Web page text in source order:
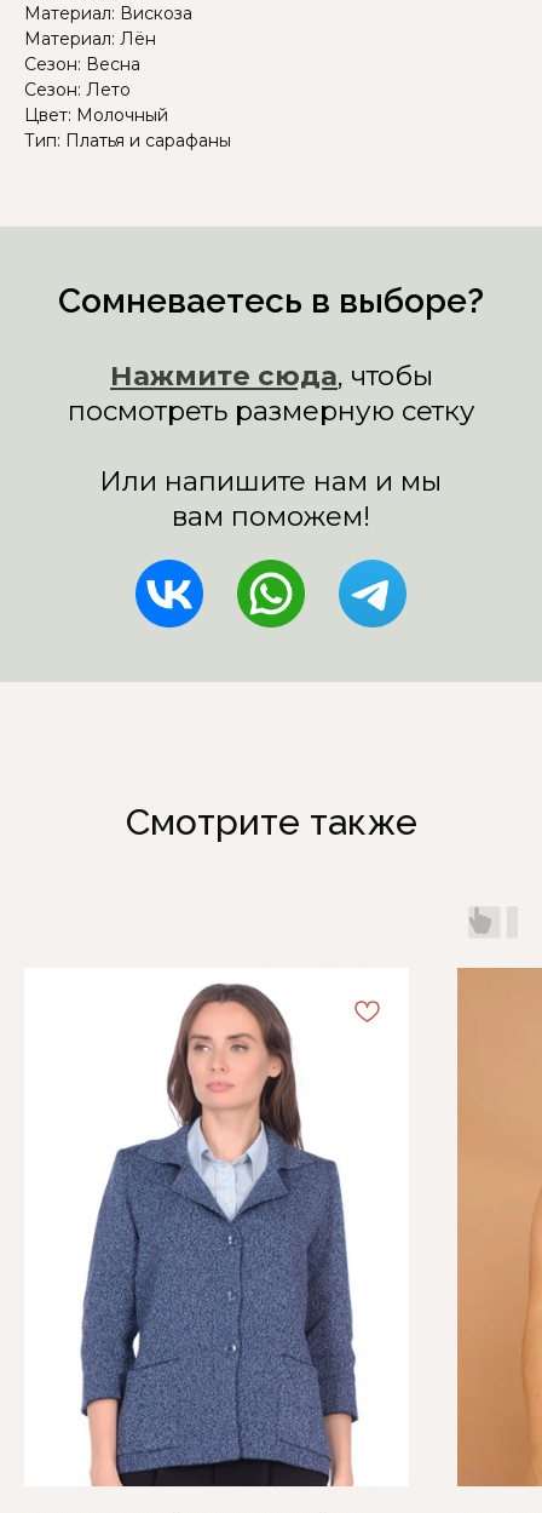
Материал: Вискоза
Материал: Лён
Сезон: Весна
Сезон: Лето
Цвет: Молочный
Тип: Платья и сарафаны
Смотрите также
ИП Трунина Т.П.
ИНН 025606867957
ОГРНИП 314502705500111
Политика конфиденциальности
Copyright 2014-2026 © DiKONA.RU - МАГАЗИН
ЖЕНСКОЙ ОДЕЖДЫ.
Информация
Контакты
Отзывы
+7 (495) 767-73-75
Блог
г. Москва, ул. Сретенка, д. 27/5
О компании
7677375@dikona.ru
Обмен и возврат
ПН-СБ с 10:00 до 20:00
ВС с 10:00 до 19:00
Оплата и доставка
Подарочные карты